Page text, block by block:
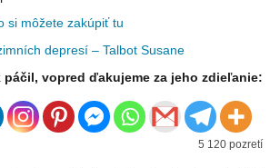
si môžete zakúpiť tu
depresí – Talbot Susane
páčil, vopred ďakujeme za jeho zdieľanie:
5 120 pozretí